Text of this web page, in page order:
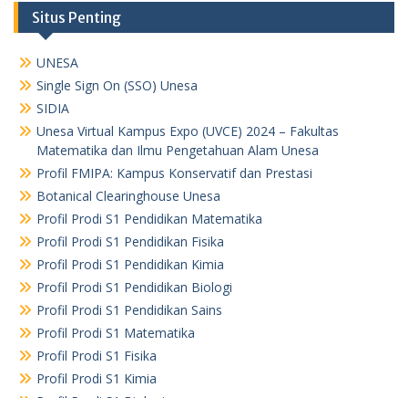
Situs Penting
UNESA
Single Sign On (SSO) Unesa
SIDIA
Unesa Virtual Kampus Expo (UVCE) 2024 – Fakultas
Matematika dan Ilmu Pengetahuan Alam Unesa
Profil FMIPA: Kampus Konservatif dan Prestasi
Botanical Clearinghouse Unesa
Profil Prodi S1 Pendidikan Matematika
Profil Prodi S1 Pendidikan Fisika
Profil Prodi S1 Pendidikan Kimia
Profil Prodi S1 Pendidikan Biologi
Profil Prodi S1 Pendidikan Sains
Profil Prodi S1 Matematika
Profil Prodi S1 Fisika
Profil Prodi S1 Kimia